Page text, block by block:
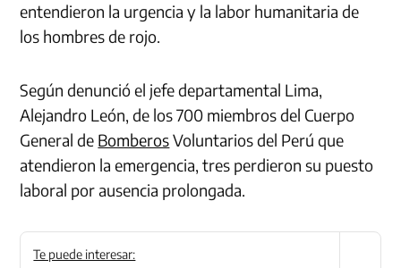
entendieron la urgencia y la labor humanitaria de
los hombres de rojo.
Según denuncióel jefe departamental Lima,
Alejandro León​,de los 700 miembros del Cuerpo
General de BomberosVoluntarios del Perú que
atendieron la emergencia, tres perdieron su puesto
laboral por ausencia prolongada.
Te puede interesar: